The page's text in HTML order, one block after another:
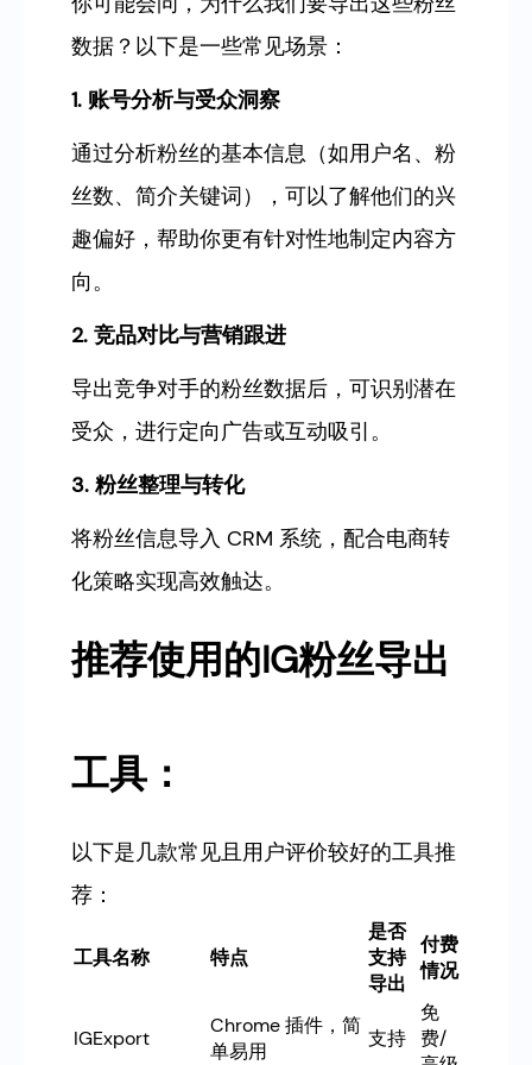
数据？以下是一些常见场景：
1. 账号分析与受众洞察
通过分析粉丝的基本信息（如用户名、粉
丝数、简介关键词），可以了解他们的兴
趣偏好，帮助你更有针对性地制定内容方
向。
2. 竞品对比与营销跟进
导出竞争对手的粉丝数据后，可识别潜在
受众，进行定向广告或互动吸引。
3. 粉丝整理与转化
将粉丝信息导入 CRM 系统，配合电商转
化策略实现高效触达。
推荐使用的IG粉丝导出
工具：
以下是几款常见且用户评价较好的工具推
荐：
工具名称 特点
是否
支持
导出
付费
情况
IGExport
Chrome 插件，简
单易用
支持
免
费/